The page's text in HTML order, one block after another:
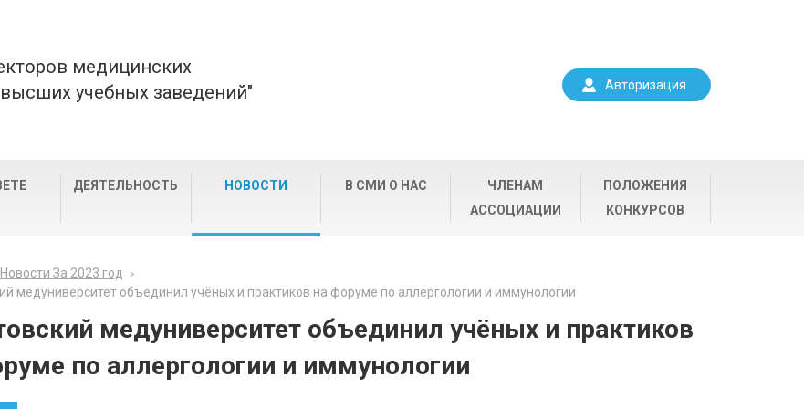
медицинских
учебных заведений"
Авторизация
ДЕЯТЕЛЬНОСТЬ НОВОСТИ В СМИ О НАС
ЧЛЕНАМ
АССОЦИАЦИИ
ПОЛОЖЕНИЯ
КОНКУРСОВ
Новости За 2023 год
медуниверситет объединил учёных и практиков на форуме по аллергологии и иммунологии
медуниверситет объединил учёных и практиков
по аллергологии и иммунологии